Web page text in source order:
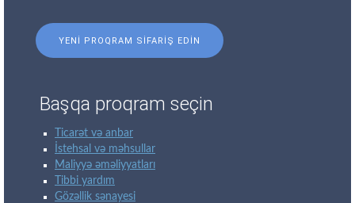
YENI PROQRAM SIFARIŞ EDIN
Başqa proqram seçin
Ticarət və anbar
İstehsal və məhsullar
Maliyyə əməliyyatları
Tibbi yardım
Gözəllik sənayesi